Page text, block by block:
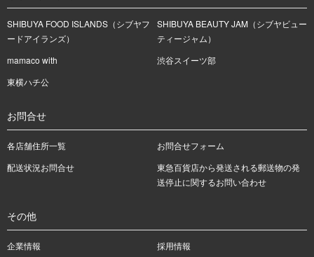
SHIBUYA FOOD ISLANDS（シブヤフ
ードアイランズ）
SHIBUYA BEAUTY JAM（シブヤビュー
ティージャム）
mamaco with
渋谷スイーツ部
東横ハチ公
お問合せ
各店舗住所一覧
お問合せフォーム
配送状況お問合せ
東急百貨店から発送される郵送物の発
送停止に関するお問い合わせ
その他
企業情報 採用情報